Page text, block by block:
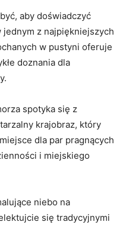
aby doświadczyć
z ​najpiękniejszych
w pustyni oferuje
doznania dla
spotyka⁢ się z
krajobraz, który
dla par pragnących
​i miejskiego
niebo na
się tradycyjnymi